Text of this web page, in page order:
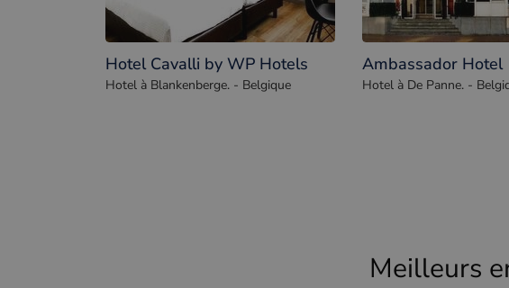
Hotel Cavalli by WP Hotels
Hotel à Blankenberge. - Belgique
Ambassador Hotel
Hotel à De Panne. -
Meilleurs